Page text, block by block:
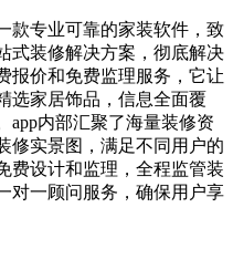
款专业可靠的家装软件，致
式装修解决方案，彻底解决
报价和免费监理服务，它让
选家居饰品，信息全面覆
app内部汇聚了海量装修资
修实景图，满足不同用户的
费设计和监理，全程监管装
对一顾问服务，确保用户享